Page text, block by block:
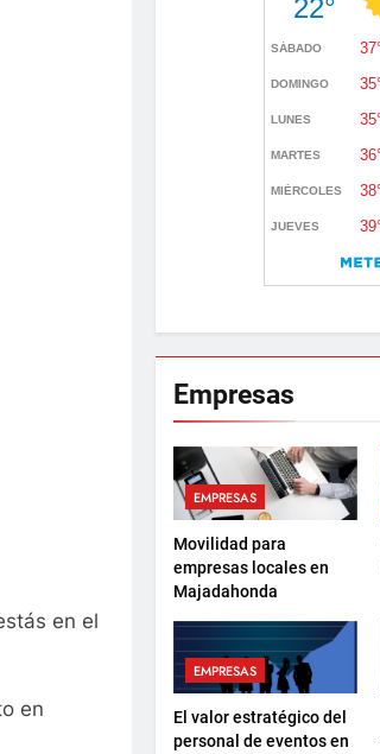
en el
en
Empresas
EMPRESAS
Movilidad para
empresas locales en
Majadahonda
EMPRESAS
El valor estratégico del
personal de eventos en